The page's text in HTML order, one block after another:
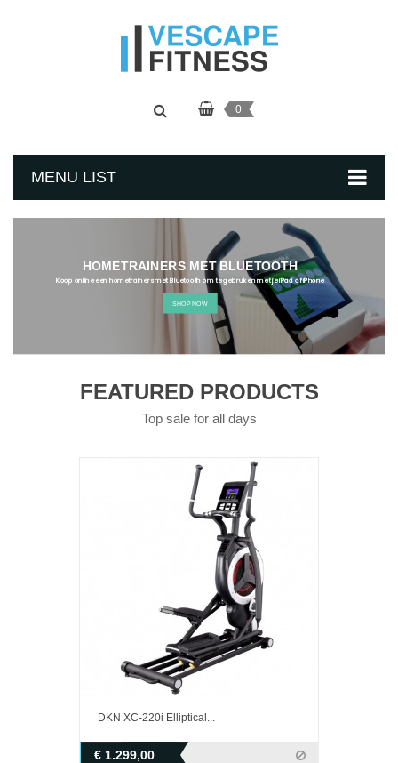
0
MENU LIST
HOMETRAINERS MET BLUETOOTH
Koop online een hometrainers met Bluetooth om te gebruiken met je iPad of iPhone
SHOP NOW
FEATURED PRODUCTS
Top sale for all days
DKN XC-220i Elliptical...
€ 1.299,00